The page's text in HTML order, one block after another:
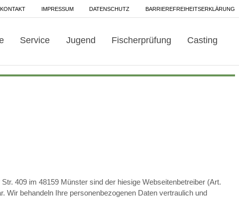
KONTAKT IMPRESSUM DATENSCHUTZ BARRIEREFREIHEITSERKLÄRUNG
Service Jugend Fischerprüfung Casting
Str. 409 im 48159 Münster sind der hiesige Webseitenbetreiber (Art.
behandeln Ihre personenbezogenen Daten vertraulich und